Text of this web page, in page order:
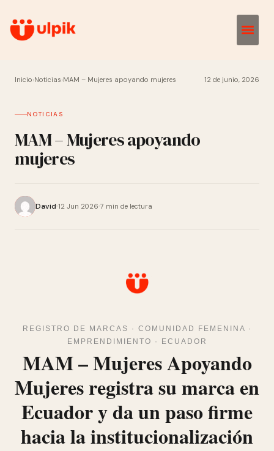
Inicio›Noticias›MAM – Mujeres apoyando mujeres 12 de junio, 2026
NOTICIAS
MAM – Mujeres apoyando
mujeres
David 12 Jun 2026 7 min de lectura
REGISTRO DE MARCAS · COMUNIDAD FEMENINA ·
EMPRENDIMIENTO · ECUADOR
MAM – Mujeres Apoyando
Mujeres registra su marca en
Ecuador y da un paso firme
hacia la institucionalización